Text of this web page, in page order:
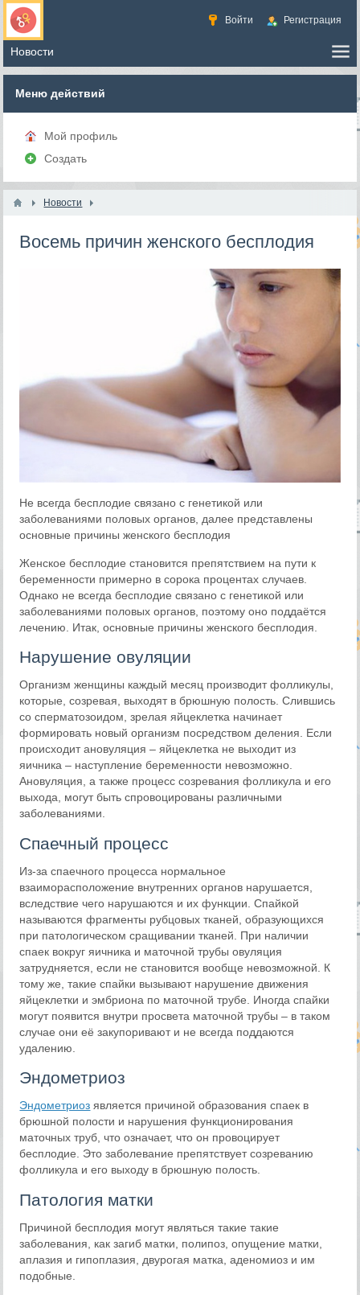
Войти Регистрация
Меню действий
Мой профиль
Создать
Новости
Восемь причин женского бесплодия
Не всегда бесплодие связано с генетикой или
заболеваниями половых органов, далее представлены
основные причины женского бесплодия
Женское бесплодие становится препятствием на пути к
беременности примерно в сорока процентах случаев.
Однако не всегда бесплодие связано с генетикой или
заболеваниями половых органов, поэтому оно поддаётся
лечению. Итак, основные причины женского бесплодия.
Нарушение овуляции
Организм женщины каждый месяц производит фолликулы,
которые, созревая, выходят в брюшную полость. Слившись
со сперматозоидом, зрелая яйцеклетка начинает
формировать новый организм посредством деления. Если
происходит ановуляция – яйцеклетка не выходит из
яичника – наступление беременности невозможно.
Ановуляция, а также процесс созревания фолликула и его
выхода, могут быть спровоцированы различными
заболеваниями.
Спаечный процесс
Из-за спаечного процесса нормальное
взаиморасположение внутренних органов нарушается,
вследствие чего нарушаются и их функции. Спайкой
называются фрагменты рубцовых тканей, образующихся
при патологическом сращивании тканей. При наличии
спаек вокруг яичника и маточной трубы овуляция
затрудняется, если не становится вообще невозможной. К
тому же, такие спайки вызывают нарушение движения
яйцеклетки и эмбриона по маточной трубе. Иногда спайки
могут появится внутри просвета маточной трубы – в таком
случае они её закупоривают и не всегда поддаются
удалению.
Эндометриоз
Эндометриоз является причиной образования спаек в
брюшной полости и нарушения функционирования
маточных труб, что означает, что он провоцирует
бесплодие. Это заболевание препятствует созреванию
фолликула и его выходу в брюшную полость.
Патология матки
Причиной бесплодия могут являться такие такие
заболевания, как загиб матки, полипоз, опущение матки,
аплазия и гипоплазия, двурогая матка, аденомиоз и им
подобные.